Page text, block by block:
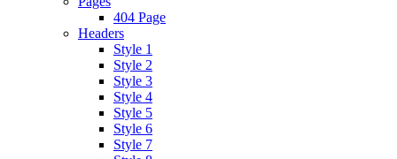
404 Page
Headers
Style 1
Style 2
Style 3
Style 4
Style 5
Style 6
Style 7